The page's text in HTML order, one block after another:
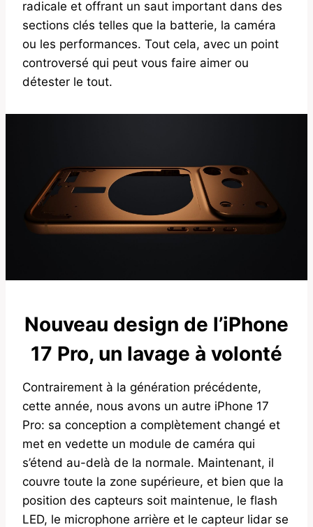
radicale et offrant un saut important dans des
sections clés telles que la batterie, la caméra
ou les performances. Tout cela, avec un point
controversé qui peut vous faire aimer ou
détester le tout.
Nouveau design de l’iPhone
17 Pro, un lavage à volonté
Contrairement à la génération précédente,
cette année, nous avons un autre iPhone 17
Pro: sa conception a complètement changé et
met en vedette un module de caméra qui
s’étend au-delà de la normale. Maintenant, il
couvre toute la zone supérieure, et bien que la
position des capteurs soit maintenue, le flash
LED, le microphone arrière et le capteur lidar se